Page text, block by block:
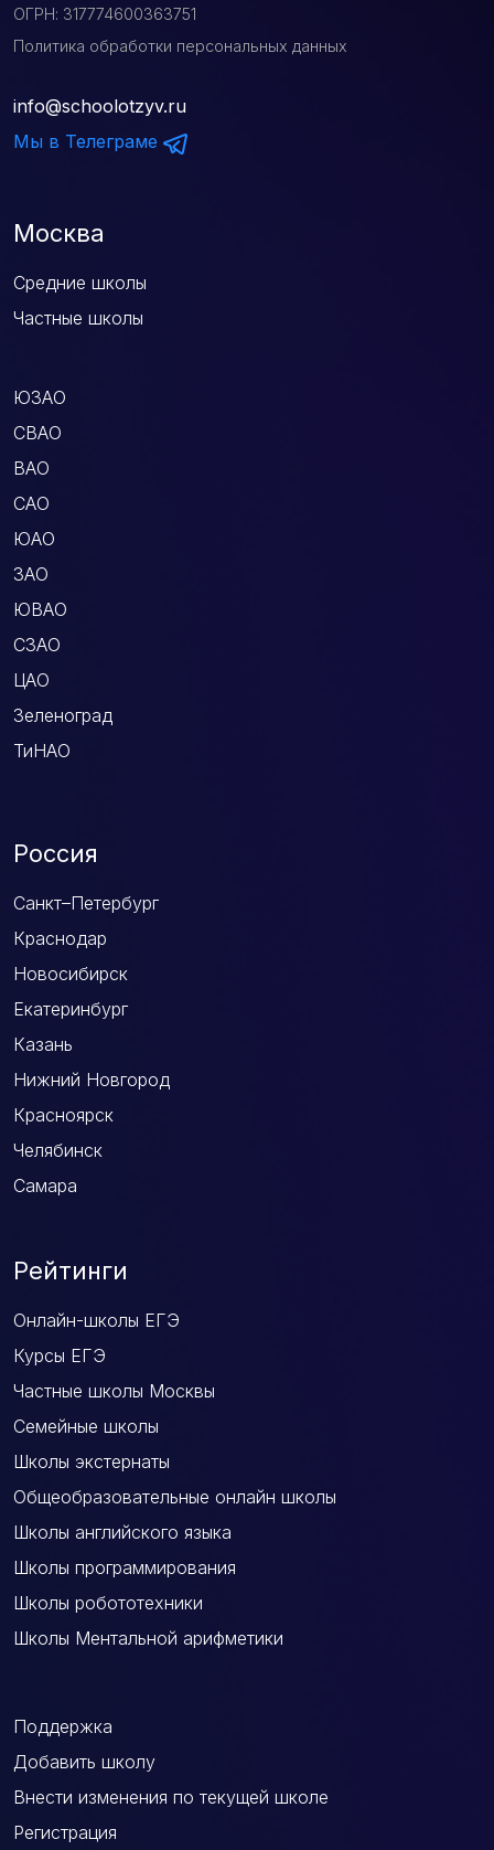
ОГРН: 317774600363751
Политика обработки персональных данных
info@schoolotzyv.ru
Мы в Телеграме
Москва
Средние школы
Частные школы
ЮЗАО
СВАО
ВАО
САО
ЮАО
ЗАО
ЮВАО
СЗАО
ЦАО
Зеленоград
ТиНАО
Россия
Санкт–Петербург
Краснодар
Новосибирск
Екатеринбург
Казань
Нижний Новгород
Красноярск
Челябинск
Самара
Рейтинги
Онлайн-школы ЕГЭ
Курсы ЕГЭ
Частные школы Москвы
Семейные школы
Школы экстернаты
Общеобразовательные онлайн школы
Школы английского языка
Школы программирования
Школы робототехники
Школы Ментальной арифметики
Поддержка
Добавить школу
Внести изменения по текущей школе
Регистрация